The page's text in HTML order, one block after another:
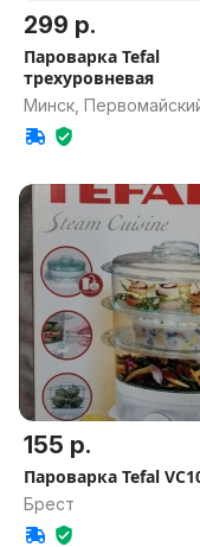
299 р.
Пароварка Tefal
трехуровневая
Минск,
155 р.
Пароварка Tefal
Брест